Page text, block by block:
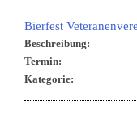
Bierfest
Beschreibung:
Termin:
Kategorie: